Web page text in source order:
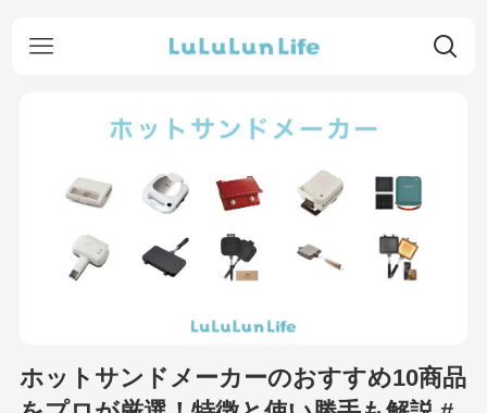
ホットサンドメーカーのおすすめ10商品